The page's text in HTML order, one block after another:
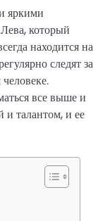
яркими
который
находится на
следят за
все выше и
и талантом, и ее